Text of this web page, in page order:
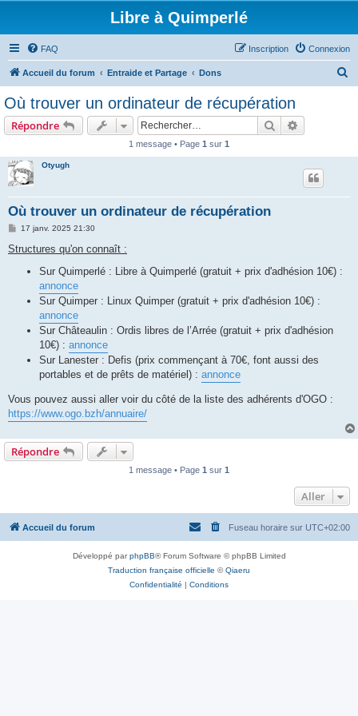
Libre à Quimperlé
FAQ Connexion
Inscription
Accueil du forum Entraide et Partage Dons
Où trouver un ordinateur de récupération
Répondre Rechercher
1 message • Page 1 sur 1
Otyugh
Où trouver un ordinateur de récupération
M
s
s
17 janv. 2025 21:30
Structures qu'on connaît :
Sur Quimperlé : Libre à Quimperlé (gratuit + prix d'adhésion 10€) :
annonce
Sur Quimper : Linux Quimper (gratuit + prix d'adhésion 10€) :
annonce
Sur Châteaulin : Ordis libres de l’Arrée (gratuit + prix d'adhésion
10€) : annonce
Sur Lanester : Defis (prix commençant à 70€, font aussi des
portables et de prêts de matériel) : annonce
Vous pouvez aussi aller voir du côté de la liste des adhérents d'OGO :
https://www.ogo.bzh/annuaire/
Répondre
1 message • Page 1 sur 1
Aller
Accueil du forum Fuseau horaire sur UTC+02:00
Développé parphpBB® Forum Software © phpBB Limited
Traduction française officielle ©Qiaeru
Confidentialité | Conditions